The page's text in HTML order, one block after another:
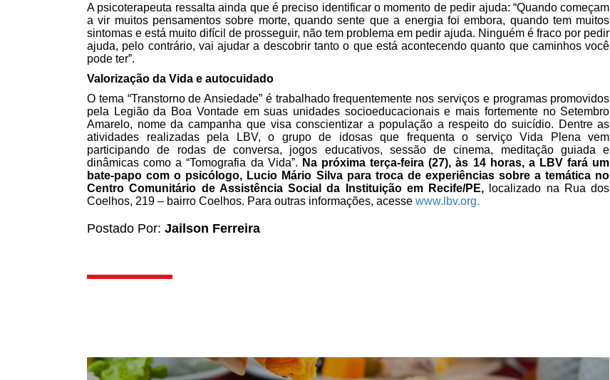
A psicoterapeuta ressalta ainda que é preciso identificar o momento de pedir ajuda: “Quando começam
a vir muitos pensamentos sobre morte, quando sente que a energia foi embora, quando tem muitos
sintomas e está muito difícil de prosseguir, não tem problema em pedir ajuda. Ninguém é fraco por pedir
ajuda, pelo contrário, vai ajudar a descobrir tanto o que está acontecendo quanto que caminhos você
pode ter”.
Valorização da Vida e autocuidado
O tema “Transtorno de Ansiedade” é trabalhado frequentemente nos serviços e programas promovidos
pela Legião da Boa Vontade em suas unidades socioeducacionais e mais fortemente no Setembro
Amarelo, nome da campanha que visa conscientizar a população a respeito do suicídio. Dentre as
atividades realizadas pela LBV, o grupo de idosas que frequenta o serviço Vida Plena vem
participando de rodas de conversa, jogos educativos, sessão de cinema, meditação guiada e
dinâmicas como a “Tomografia da Vida”. Na próxima terça-feira (27), às 14 horas, a LBV fará um
bate-papo com o psicólogo, Lucio Mário Silva para troca de experiências sobre a temática no
Centro Comunitário de Assistência Social da Instituição em Recife/PE, localizado na Rua dos
Coelhos, 219 – bairro Coelhos. Para outras informações, acesse www.lbv.org.
Postado Por: Jailson Ferreira